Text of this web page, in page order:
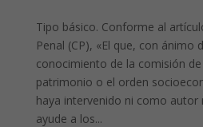
Tipo básico. Conforme al
Penal (CP), «El que, con ánimo
conocimiento de la comisión
patrimonio o el orden
haya intervenido ni como autor
ayude a los...